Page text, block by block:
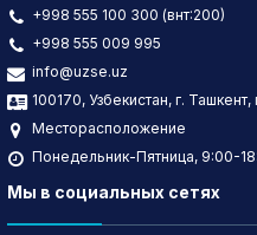
+998 555 100 300 (внт:200)
+998 555 009 995
info@uzse.uz
100170, Узбекистан, г.
Месторасположение
Понедельник-Пятница, 9:00-
Мы в социальных сетях